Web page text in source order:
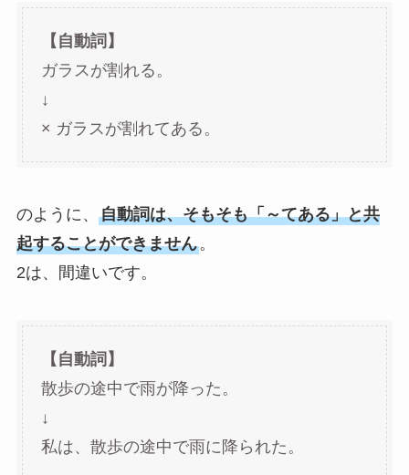
【自動詞】
ガラスが割れる。
↓
× ガラスが割れてある。
のように、 自動詞は、そもそも「～てある」と共
起することができません。
2は、間違いです。
【自動詞】
散歩の途中で雨が降った。
↓
私は、散歩の途中で雨に降られた。